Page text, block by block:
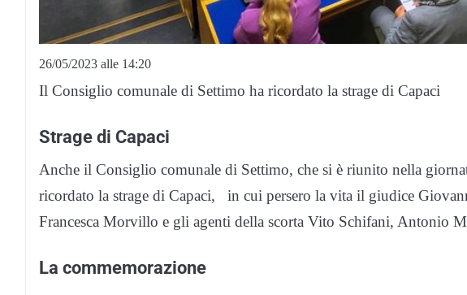
26/05/2023 alle 14:20
Il Consiglio comunale di Settimo ha ricordato la strage di Capaci
Strage di Capaci
Anche il Consiglio comunale di Settimo, che si è riunito nella
ricordato la strage di Capaci, in cui persero la vita il giudice
Francesca Morvillo e gli agenti della scorta Vito Schifani, Antonio
La commemorazione